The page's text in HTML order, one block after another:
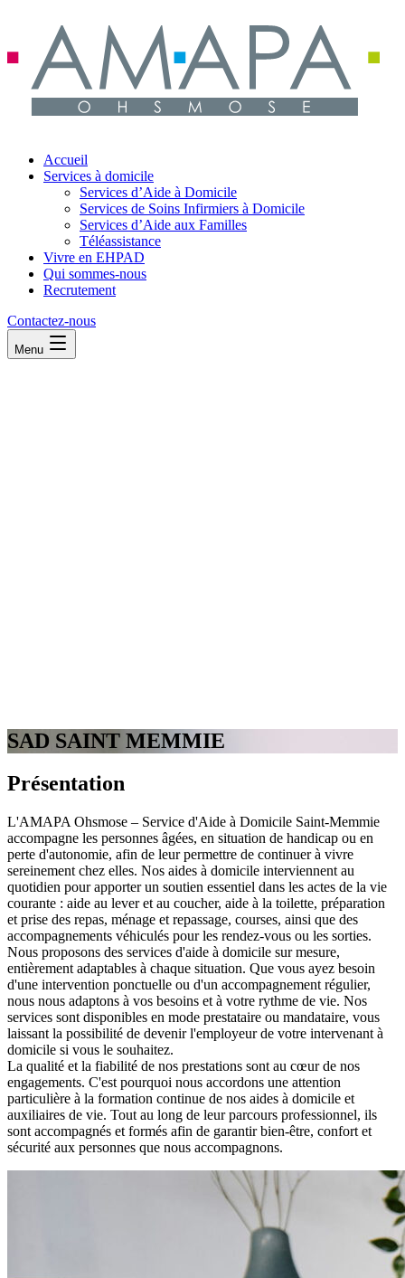
Accueil
Services à domicile
Services d’Aide à Domicile
Services de Soins Infirmiers à Domicile
Services d’Aide aux Familles
Téléassistance
Vivre en EHPAD
Qui sommes-nous
Recrutement
Contactez-nous
Menu
SAD SAINT MEMMIE
Présentation
L'AMAPA Ohsmose – Service d'Aide à Domicile Saint-Memmie
accompagne les personnes âgées, en situation de handicap ou en
perte d'autonomie, afin de leur permettre de continuer à vivre
sereinement chez elles. Nos aides à domicile interviennent au
quotidien pour apporter un soutien essentiel dans les actes de la vie
courante : aide au lever et au coucher, aide à la toilette, préparation
et prise des repas, ménage et repassage, courses, ainsi que des
accompagnements véhiculés pour les rendez-vous ou les sorties.
Nous proposons des services d'aide à domicile sur mesure,
entièrement adaptables à chaque situation. Que vous ayez besoin
d'une intervention ponctuelle ou d'un accompagnement régulier,
nous nous adaptons à vos besoins et à votre rythme de vie. Nos
services sont disponibles en mode prestataire ou mandataire, vous
laissant la possibilité de devenir l'employeur de votre intervenant à
domicile si vous le souhaitez.
La qualité et la fiabilité de nos prestations sont au cœur de nos
engagements. C'est pourquoi nous accordons une attention
particulière à la formation continue de nos aides à domicile et
auxiliaires de vie. Tout au long de leur parcours professionnel, ils
sont accompagnés et formés afin de garantir bien-être, confort et
sécurité aux personnes que nous accompagnons.